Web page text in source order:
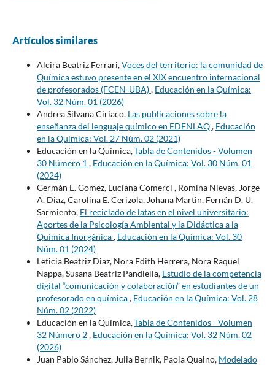
Artículos similares
Alcira Beatriz Ferrari,Voces del territorio: la comunidad de
Química estuvo presente en el XIX encuentro internacional
de profesorados (FCEN-UBA), Educación en la Química:
Vol. 32 Núm. 01 (2026)
Andrea Silvana Ciriaco, Las publicaciones sobre la
enseñanza del lenguaje químico en EDENLAQ, Educación
en la Química: Vol. 27 Núm. 02 (2021)
Educación en la Química,Tabla de Contenidos - Volumen
30 Número 1 , Educación en la Química: Vol. 30 Núm. 01
(2024)
Germán E. Gomez, Luciana Comerci , Romina Nievas, Jorge
A. Diaz, Carolina E. Cerizola, Johana Martin, Fernán D. U.
Sarmiento, El reciclado de latas en el nivel universitario:
Aportes de la Psicología Ambiental y la Didáctica a la
Química Inorgánica, Educación en la Química: Vol. 30
Núm. 01 (2024)
Leticia Beatriz Diaz, Nora Edith Herrera, Nora Raquel
Nappa, Susana Beatriz Pandiella, Estudio de la competencia
digital “comunicación y colaboración” en estudiantes de un
profesorado en química, Educación en la Química: Vol. 28
Núm. 02 (2022)
Educación en la Química,Tabla de Contenidos - Volumen
32 Número 2, Educación en la Química: Vol. 32 Núm. 02
(2026)
Juan Pablo Sánchez, Julia Bernik, Paola Quaino, Modelado